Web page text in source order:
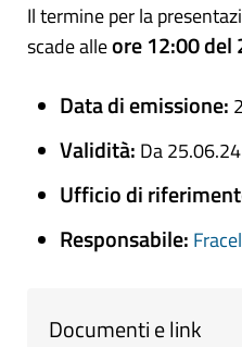
Il termine per la
scade alleore 12:00
Data di emissione:
Validità: Da
Ufficio di
Responsabile:
Documenti e link